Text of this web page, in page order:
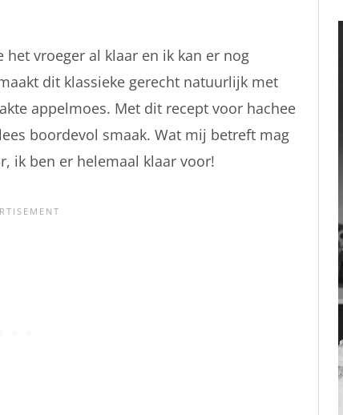
vroeger al klaar en ik kan er nog
dit klassieke gerecht natuurlijk met
appelmoes. Met dit recept voor hachee
boordevol smaak. Wat mij betreft mag
ik ben er helemaal klaar voor!